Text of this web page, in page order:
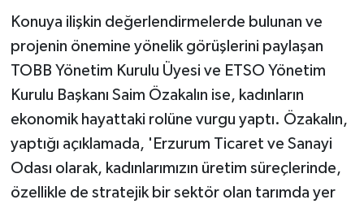
Konuya ilişkin değerlendirmelerde bulunan ve
projenin önemine yönelik görüşlerini paylaşan
TOBB Yönetim Kurulu Üyesi ve ETSO Yönetim
Kurulu Başkanı Saim Özakalın ise, kadınların
ekonomik hayattaki rolüne vurgu yaptı. Özakalın,
yaptığı açıklamada, 'Erzurum Ticaret ve Sanayi
Odası olarak, kadınlarımızın üretim süreçlerinde,
özellikle de stratejik bir sektör olan tarımda yer